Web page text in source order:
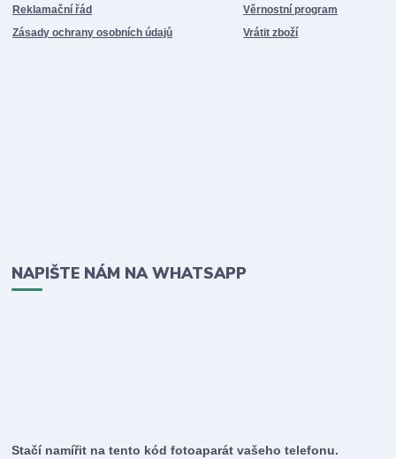
Reklamační řád
Věrnostní program
Zásady ochrany osobních údajů
Vrátit zboží
NAPIŠTE NÁM NA WHATSAPP
Stačí namířit na tento kód fotoaparát vašeho telefonu.